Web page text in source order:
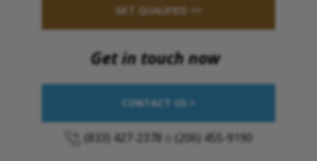
GET QUALIFIED >>
Get in touch now
CONTACT US >
(833) 427-2378 (206) 455-9190